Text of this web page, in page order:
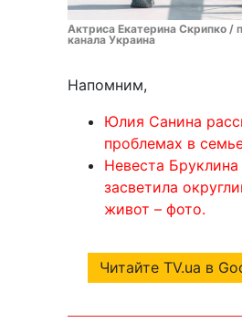
Актриса Екатерина Скрипко /
канала Украина
Напомним,
Юлия Санина
проблемах в
Невеста
засветила
живот – фото.
Читайте TV.ua в